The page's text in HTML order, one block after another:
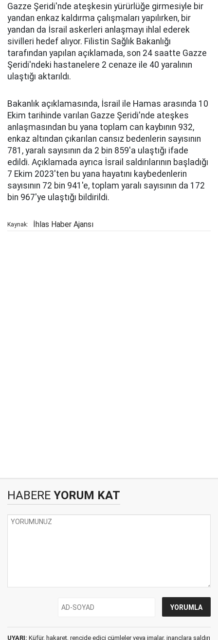
Gazze Şeridi'nde ateşkesin yürürlüğe girmesiyle bir
yandan enkaz kaldırma çalışmaları yapılırken, bir
yandan da İsrail askerleri anlaşmayı ihlal ederek
sivilleri hedef alıyor. Filistin Sağlık Bakanlığı
tarafından yapılan açıklamada, son 24 saatte Gazze
Şeridi'ndeki hastanelere 2 cenaze ile 40 yaralının
ulaştığı aktarıldı.
Bakanlık açıklamasında, İsrail ile Hamas arasında 10
Ekim tarihinde varılan Gazze Şeridi'nde ateşkes
anlaşmasından bu yana toplam can kaybının 932,
enkaz altından çıkarılan cansız bedenlerin sayısının
781, yaralı sayısının da 2 bin 859'a ulaştığı ifade
edildi. Açıklamada ayrıca İsrail saldırılarının başladığı
7 Ekim 2023'ten bu yana hayatını kaybedenlerin
sayısının 72 bin 941'e, toplam yaralı sayısının da 172
bin 967'ye ulaştığı bildirildi.
Kaynak: İhlas Haber Ajansı
HABERE YORUM KAT
UYARI: Küfür, hakaret, rencide edici cümleler veya imalar, inançlara saldırı